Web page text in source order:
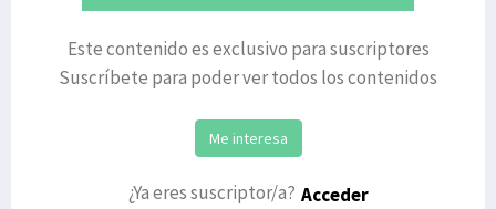
Este contenido es exclusivo para suscriptores
Suscríbete para poder ver todos los contenidos
Me interesa
¿Ya eres suscriptor/a? Acceder